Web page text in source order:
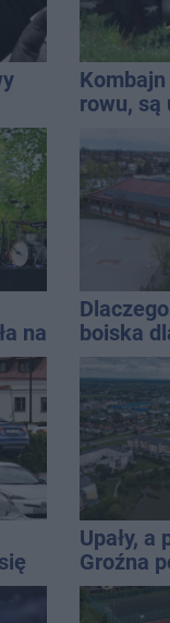
Kombajn
rowu, są
na
boiska
Ratusz
Upały, a
Groźna
naszym